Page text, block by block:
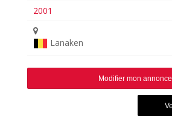
2001
Lanaken
Modifier mon annonce